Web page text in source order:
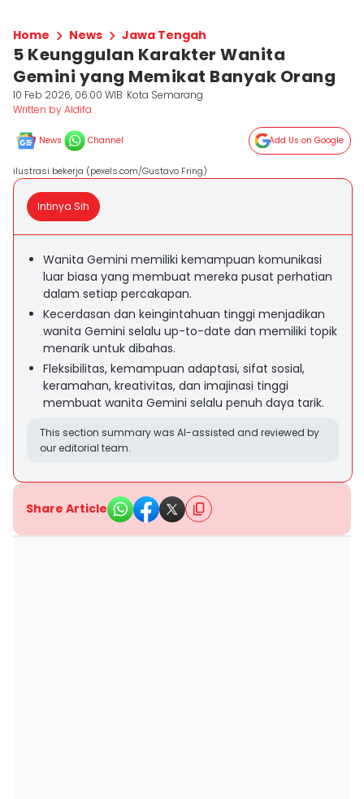
Home News Jawa Tengah
5 Keunggulan Karakter Wanita
Gemini yang Memikat Banyak Orang
10 Feb 2026, 06:00 WIB Kota Semarang
Written by Aldifa
News Channel Add Us on Google
ilustrasi bekerja (pexels.com/Gustavo Fring)
Intinya Sih
Wanita Gemini memiliki kemampuan komunikasi
luar biasa yang membuat mereka pusat perhatian
dalam setiap percakapan.
Kecerdasan dan keingintahuan tinggi menjadikan
wanita Gemini selalu up-to-date dan memiliki topik
menarik untuk dibahas.
Fleksibilitas, kemampuan adaptasi, sifat sosial,
keramahan, kreativitas, dan imajinasi tinggi
membuat wanita Gemini selalu penuh daya tarik.
This section summary was AI-assisted and reviewed by
our editorial team.
Share Article